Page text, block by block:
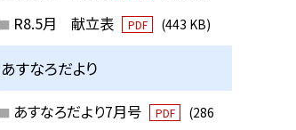
R8.5月 献立表 PDF (443 KB)
あすなろだより
あすなろだより7月号 PDF
(286